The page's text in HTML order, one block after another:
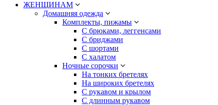
ЖЕНЩИНАМ
Домашняя одежда
Комплекты, пижамы
С брюками, леггенсами
С бриджами
С шортами
С халатом
Ночные сорочки
На тонких бретелях
На широких бретелях
С рукавом и крылом
С длинным рукавом